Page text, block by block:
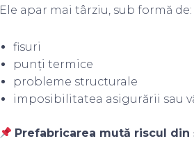
Ele apar mai târziu, sub formă de:
fisuri
punți termice
probleme structurale
imposibilitatea asigurării sau
Prefabricarea mută riscul